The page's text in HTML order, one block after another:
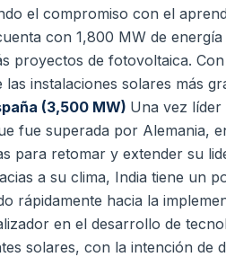
el compromiso con el
con 1,800 MW de
proyectos de fotovoltaica.
las instalaciones solares más
(3,500 MW) Una vez líder
fue superada por Alemania,
para retomar y extender su
a su clima, India tiene un
rápidamente hacia la
en el desarrollo de
solares, con la intención de